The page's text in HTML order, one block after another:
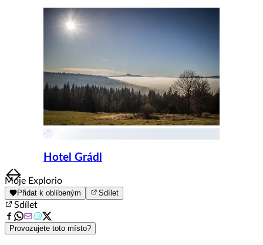
Hotel Grádl
Item
1
of
8
Moje Explorio
Přidat k oblíbeným Sdílet
Sdílet
Provozujete toto místo?